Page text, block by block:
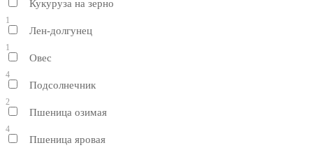
Кукуруза на зерно
1
Лен-долгунец
1
Овес
4
Подсолнечник
2
Пшеница озимая
4
Пшеница яровая